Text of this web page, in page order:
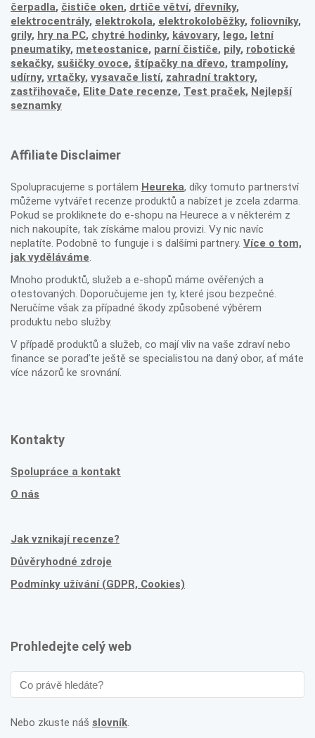
čerpadla, čističe oken, drtiče větví, dřevníky,
elektrocentrály, elektrokola, elektrokoloběžky, foliovníky,
grily, hry na PC, chytré hodinky, kávovary, lego, letní
pneumatiky, meteostanice, parní čističe, pily, robotické
sekačky, sušičky ovoce, štípačky na dřevo, trampolíny,
udírny, vrtačky, vysavače listí, zahradní traktory,
zastřihovače, Elite Date recenze, Test praček, Nejlepší
seznamky
Affiliate Disclaimer
Spolupracujeme s portálem Heureka, díky tomuto partnerství
můžeme vytvářet recenze produktů a nabízet je zcela zdarma.
Pokud se prokliknete do e-shopu na Heurece a v některém z
nich nakoupíte, tak získáme malou provizi. Vy nic navíc
neplatíte. Podobně to funguje i s dalšími partnery. Více o tom,
jak vyděláváme.
Mnoho produktů, služeb a e-shopů máme ověřených a
otestovaných. Doporučujeme jen ty, které jsou bezpečné.
Neručíme však za případné škody způsobené výběrem
produktu nebo služby.
V případě produktů a služeb, co mají vliv na vaše zdraví nebo
finance se poraďte ještě se specialistou na daný obor, ať máte
více názorů ke srovnání.
Kontakty
Spolupráce a kontakt
O nás
Jak vznikají recenze?
Důvěryhodné zdroje
Podmínky užívání (GDPR, Cookies)
Prohledejte celý web
Nebo zkuste náš slovník.